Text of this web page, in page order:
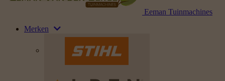
Eeman Tuinmachines
Merken